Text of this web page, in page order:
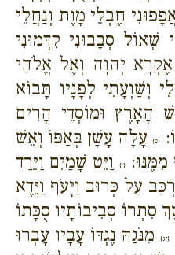
חֶבְלֵי מָוֶת וְנַחֲלֵי
סְבָבוּנִי קִדְּמוּנִי
יְהוָה וְאֶל אֱלֹהַי
וְשַׁוְעָתִי לְפָנָיו תָּבוֹא
הָאָרֶץ וּמוֹסְדֵי הָרִים
{ט}עָלָה עָשָׁן בְּאַפּוֹ וְאֵשׁ
{י}
וַיֵּט שָׁמַיִם וַיֵּרַד
עַל כְּרוּב וַיָּעֹף וַיֵּדֶא
סִתְרוֹ סְבִיבוֹתָיו סֻכָּתוֹ
{יג}
מִנֹּגַהּ נֶגְדּוֹ עָבָיו עָבְרוּ